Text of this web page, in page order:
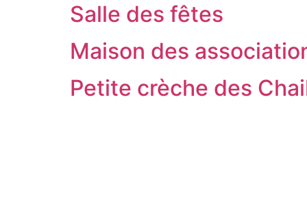
Salle des fêtes
Maison des
Petite crèche des